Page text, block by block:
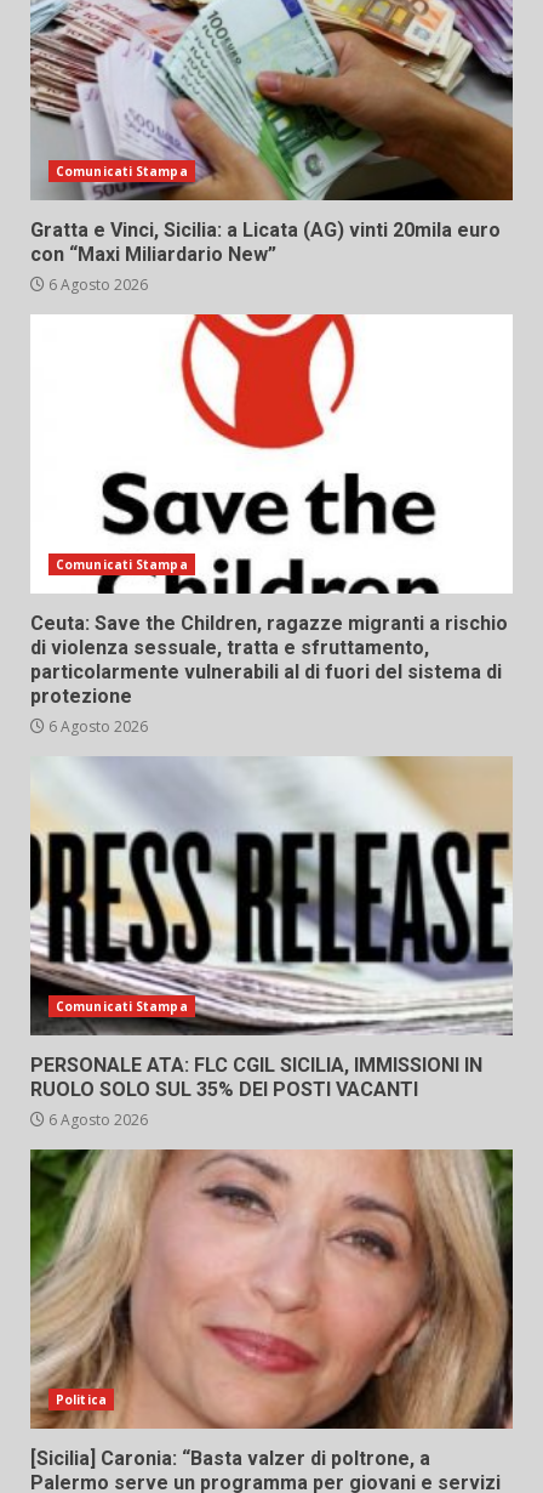
Comunicati Stampa
Gratta e Vinci, Sicilia: a Licata (AG) vinti 20mila euro
con “Maxi Miliardario New”
6 Agosto 2026
Comunicati Stampa
Ceuta: Save the Children, ragazze migranti a rischio
di violenza sessuale, tratta e sfruttamento,
particolarmente vulnerabili al di fuori del sistema di
protezione
6 Agosto 2026
Comunicati Stampa
PERSONALE ATA: FLC CGIL SICILIA, IMMISSIONI IN
RUOLO SOLO SUL 35% DEI POSTI VACANTI
6 Agosto 2026
Politica
[Sicilia] Caronia: “Basta valzer di poltrone, a
Palermo serve un programma per giovani e servizi